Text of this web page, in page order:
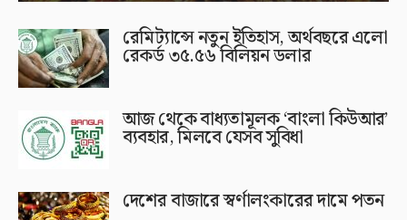
রেমিট্যান্সে নতুন ইতিহাস, অর্থবছরে এলো
রেকর্ড ৩৫.৫৬ বিলিয়ন ডলার
আজ থেকে বাধ্যতামূলক ‘বাংলা কিউআর’
ব্যবহার, মিলবে যেসব সুবিধা
দেশের বাজারে স্বর্ণালংকারের দামে পতন